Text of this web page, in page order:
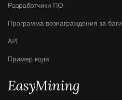
Разработчики ПО
Программа вознаграждения за баги
API
Пример кода
EasyMining